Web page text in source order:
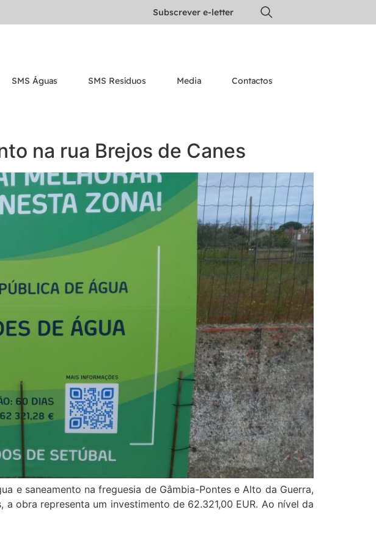
Subscrever e-letter
Contactos
Media
SMS Resíduos
SMS Águas
na rua Brejos de Canes
e saneamento na freguesia de Gâmbia-Pontes e Alto da Guerra,
obra representa um investimento de 62.321,00 EUR. Ao nível da